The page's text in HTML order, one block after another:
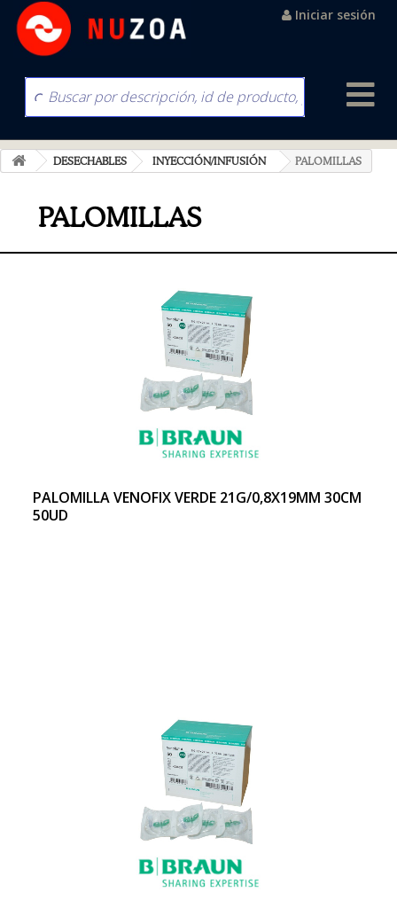
Iniciar sesión
DESECHABLES INYECCIÓN/INFUSIÓN PALOMILLAS
PALOMILLAS
PALOMILLA VENOFIX VERDE 21G/0,8X19MM 30CM
50UD